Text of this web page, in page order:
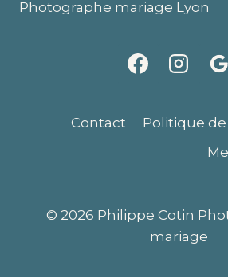
Photographe mariage Lyon
Contact
Politique
© 2026 Philippe Cotin
mariage